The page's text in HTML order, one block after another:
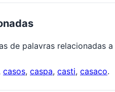
de palavras relacionadas a
casos, caspa, casti, casaco.